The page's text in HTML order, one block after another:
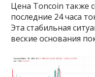
Цена Toncoin также
последние 24 часа
Эта стабильная
веские основания